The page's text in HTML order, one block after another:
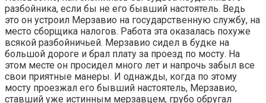
разбойника, если бы не его бывший настоятель. Ведь
это он устроил Мерзавио на государственную службу, на
место сборщика налогов. Работа эта оказалась похуже
всякой разбойничьей. Мерзавио сидел в будке на
большой дороге и брал плату за проезд по мосту. На
этом месте он просидел много лет и напрочь забыл все
свои приятные манеры. И однажды, когда по этому
мосту проезжал его бывший настоятель, Мерзавио,
ставший уже истинным мерзавцем, грубо обругал